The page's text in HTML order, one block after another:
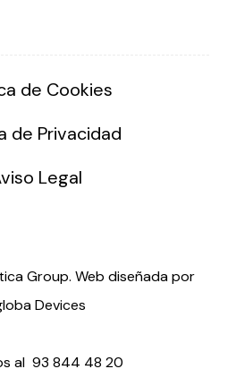
de Cookies
de Privacidad
Legal
Group. Web diseñada por
Devices
al 93 844 48 20